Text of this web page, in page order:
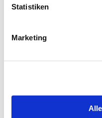
Statistiken
Marketing